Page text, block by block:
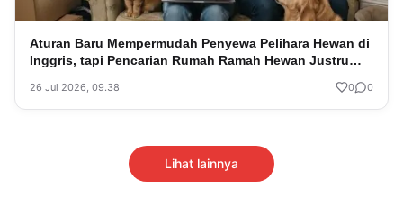
Aturan Baru Mempermudah Penyewa Pelihara Hewan di
Inggris, tapi Pencarian Rumah Ramah Hewan Justru
26 Jul 2026, 09.38 0 0
Lihat lainnya